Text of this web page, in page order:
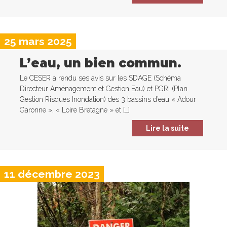
25 mars 2025
L’eau, un bien commun.
Le CESER a rendu ses avis sur les SDAGE (Schéma
Directeur Aménagement et Gestion Eau) et PGRI (Plan
Gestion Risques Inondation) des 3 bassins d’eau « Adour
Garonne », « Loire Bretagne » et […]
Lire la suite
11 décembre 2023